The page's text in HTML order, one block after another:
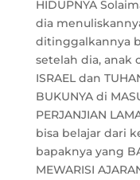
HIDUPNYA
dia
ditinggalkannya
setelah dia, anak
ISRAEL dan
BUKUNYA di
PERJANJIAN
bisa belajar dari
bapaknya yang
MEWARISI